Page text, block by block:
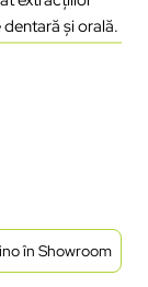
și orală.
în Showroom